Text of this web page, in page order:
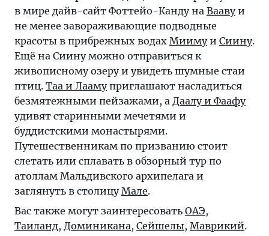
в мире дайв-сайт Фоттейо-Канду на Ваавуи
не менее завораживающие подводные
красоты в прибрежных водах Миимуи Сиину.
Ещё на Сиину можно отправиться к
живописному озеру и увидеть шумные стаи
птиц. Таа и Лаамуприглашают насладиться
безмятежными пейзажами, а Даалу и Фаафу
удивят старинными мечетями и
буддистскими монастырями.
Путешественникам по призванию стоит
слетать или сплавать в обзорный тур по
атоллам Мальдивского архипелага и
заглянуть в столицуМале.
Вас также могут заинтересовать ОАЭ,
Таиланд, Доминикана, Сейшелы, Маврикий.